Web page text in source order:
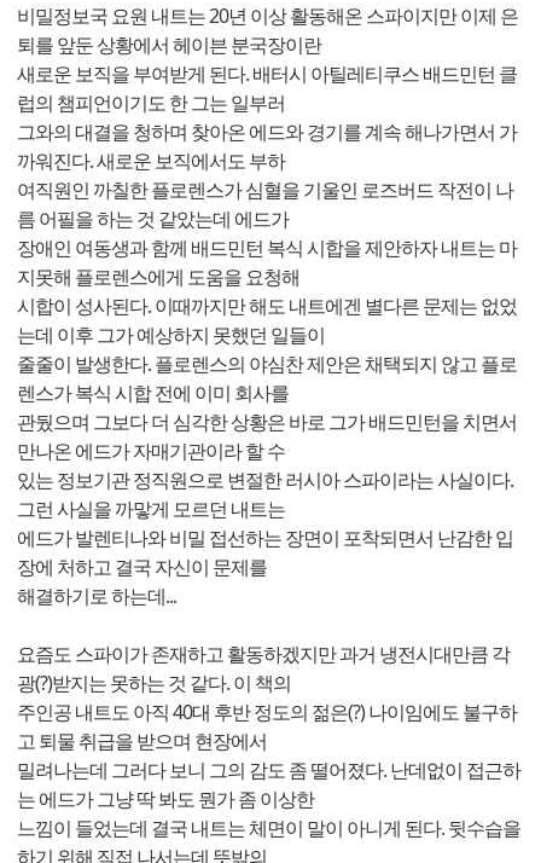
비밀정보국 요원 내트는 20년 이상 활동해온 스파이지만 이제 은
퇴를 앞둔 상황에서 헤이븐 분국장이란
새로운 보직을 부여받게 된다. 배터시 아틸레티쿠스 배드민턴 클
럽의 챔피언이기도 한 그는 일부러
그와의 대결을 청하며 찾아온 에드와 경기를 계속 해나가면서 가
까워진다. 새로운 보직에서도 부하
여직원인 까칠한 플로렌스가 심혈을 기울인 로즈버드 작전이 나
름 어필을 하는 것 같았는데 에드가
장애인 여동생과 함께 배드민턴 복식 시합을 제안하자 내트는 마
지못해 플로렌스에게 도움을 요청해
시합이 성사된다. 이때까지만 해도 내트에겐 별다른 문제는 없었
는데 이후 그가 예상하지 못했던 일들이
줄줄이 발생한다. 플로렌스의 야심찬 제안은 채택되지 않고 플로
렌스가 복식 시합 전에 이미 회사를
관뒀으며 그보다 더 심각한 상황은 바로 그가 배드민턴을 치면서
만나온 에드가 자매기관이라 할 수
있는 정보기관 정직원으로 변절한 러시아 스파이라는 사실이다.
그런 사실을 까맣게 모르던 내트는
에드가 발렌티나와 비밀 접선하는 장면이 포착되면서 난감한 입
장에 처하고 결국 자신이 문제를
해결하기로 하는데...
요즘도 스파이가 존재하고 활동하겠지만 과거 냉전시대만큼 각
광(?)받지는 못하는 것 같다. 이 책의
주인공 내트도 아직 40대 후반 정도의 젊은(?) 나이임에도 불구하
고 퇴물 취급을 받으며 현장에서
밀려나는데 그러다 보니 그의 감도 좀 떨어졌다. 난데없이 접근하
는 에드가 그냥 딱 봐도 뭔가 좀 이상한
느낌이 들었는데 결국 내트는 체면이 말이 아니게 된다. 뒷수습을
하기 위해 직접 나서는데 뜻밖의